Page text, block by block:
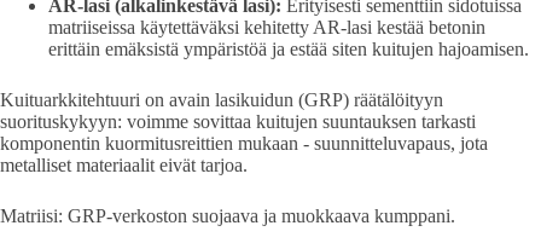
AR-lasi (alkalinkestävä lasi): Erityisesti sementtiin sidotuissa
matriiseissa käytettäväksi kehitetty AR-lasi kestää betonin
erittäin emäksistä ympäristöä ja estää siten kuitujen hajoamisen.
Kuituarkkitehtuuri on avain lasikuidun (GRP) räätälöityyn
suorituskykyyn: voimme sovittaa kuitujen suuntauksen tarkasti
komponentin kuormitusreittien mukaan - suunnitteluvapaus, jota
metalliset materiaalit eivät tarjoa.
Matriisi: GRP-verkoston suojaava ja muokkaava kumppani.